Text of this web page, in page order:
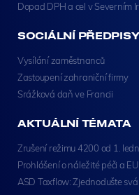
Dopad DPH a cel v Severním
SOCIÁLNÍ PŘEDPISY
Vysílání zaměstnanců
Zastoupení zahraniční firmy
Srážková daň ve Francii
AKTUÁLNÍ TÉMATA
Zrušení režimu 4200 od 1.
Prohlášení o náležité péči a
ASD Taxflow: Zjednodušte